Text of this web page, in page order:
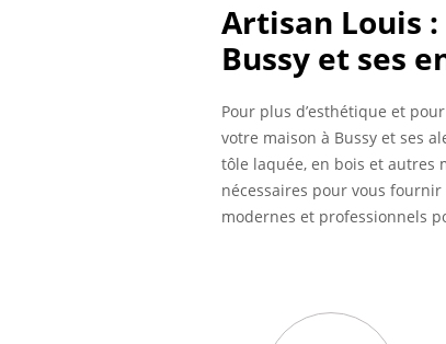
Artisan Louis
Bussy et ses
Pour plus d’esthétique et
votre maison à Bussy et ses
tôle laquée, en bois et autres
nécessaires pour vous
modernes et professionnels